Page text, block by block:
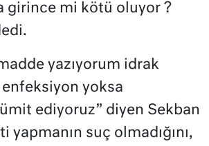
girince mi kötü oluyor ?
yazıyorum idrak
yoksa
ümit ediyoruz” diyen Sekban
yapmanın suç olmadığını,